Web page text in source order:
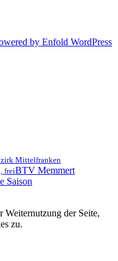
by Enfold WordPress
Mittelfranken
freiBTV Memmert
Saison
Weiternutzung der Seite,
zu.